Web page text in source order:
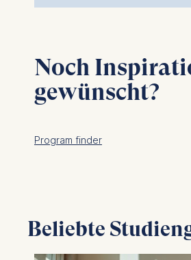
Noch
gewünscht?
Program finder
Beliebte